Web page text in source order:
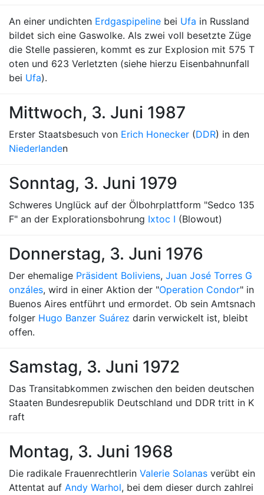
An einer undichten Erdgaspipeline bei Ufa in Russland
bildet sich eine Gaswolke. Als zwei voll besetzte Züge
die Stelle passieren, kommt es zur Explosion mit 575 T
oten und 623 Verletzten (siehe hierzu Eisenbahnunfall
bei Ufa).
Mittwoch, 3. Juni 1987
Erster Staatsbesuch von Erich Honecker (DDR) in den
Niederlanden
Sonntag, 3. Juni 1979
Schweres Unglück auf der Ölbohrplattform "Sedco 135
F" an der Explorationsbohrung Ixtoc I (Blowout)
Donnerstag, 3. Juni 1976
Der ehemalige Präsident Boliviens, Juan José Torres G
onzáles, wird in einer Aktion der "Operation Condor" in
Buenos Aires entführt und ermordet. Ob sein Amtsnach
folger Hugo Banzer Suárez darin verwickelt ist, bleibt
offen.
Samstag, 3. Juni 1972
Das Transitabkommen zwischen den beiden deutschen
Staaten Bundesrepublik Deutschland und DDR tritt in K
raft
Montag, 3. Juni 1968
Die radikale Frauenrechtlerin Valerie Solanas verübt ein
Attentat auf Andy Warhol, bei dem dieser durch zahlrei